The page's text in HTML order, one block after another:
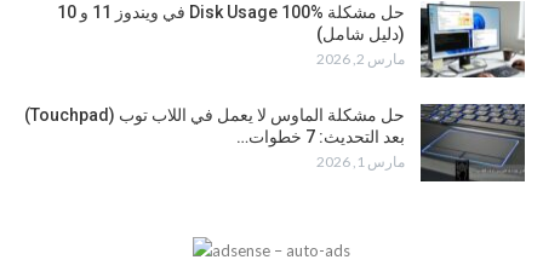
حل مشكلة Disk Usage 100% في ويندوز 11 و 10
(دليل شامل)
مارس 2, 2026
حل مشكلة الماوس لا يعمل في اللاب توب (Touchpad)
بعد التحديث: 7 خطوات…
مارس 1, 2026